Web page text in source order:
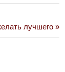
лучшего